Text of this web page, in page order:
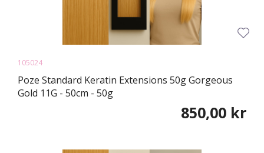
105024
Poze Standard Keratin Extensions 50g Gorgeous
Gold 11G - 50cm - 50g
850,00 kr